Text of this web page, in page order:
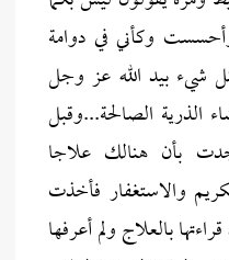
وكأني في دوامة
شيء بيد الله عز وجل
الذرية الصالحة...وقبل
بأن هنالك علاجا
والاستغفار فأخذت
بالعلاج ولم أعرفها